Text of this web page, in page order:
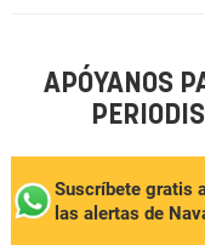
APÓYANOS
Suscríbete gratis
las alertas de